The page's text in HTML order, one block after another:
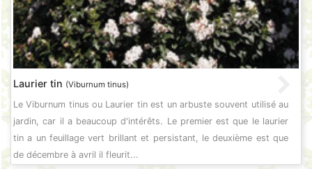
Laurier tin (Viburnum tinus)
Le Viburnum tinus ou Laurier tin est un arbuste souvent utilisé au
jardin, car il a beaucoup d'intérêts. Le premier est que le laurier
tin a un feuillage vert brillant et persistant, le deuxième est que
de décembre à avril il fleurit...